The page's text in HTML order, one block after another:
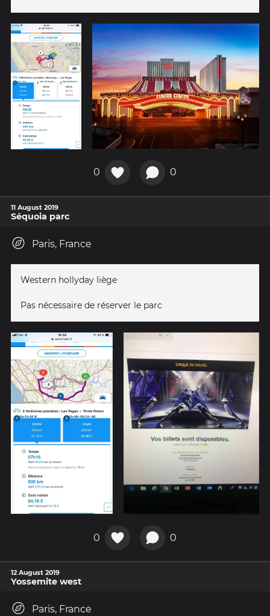
0 0
11 August 2019
Séquoia parc
Paris, France
Western hollyday liège
Pas nécessaire de réserver le parc
0 0
12 August 2019
Yossemite west
Paris, France